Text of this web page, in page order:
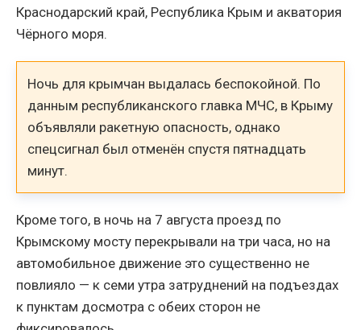
Краснодарский край, Республика Крым и акватория
Чёрного моря.
Ночь для крымчан выдалась беспокойной. По
данным республиканского главка МЧС, в Крыму
объявляли ракетную опасность, однако
спецсигнал был отменён спустя пятнадцать
минут.
Кроме того, в ночь на 7 августа проезд по
Крымскому мосту перекрывали на три часа, но на
автомобильное движение это существенно не
повлияло — к семи утра затруднений на подъездах
к пунктам досмотра с обеих сторон не